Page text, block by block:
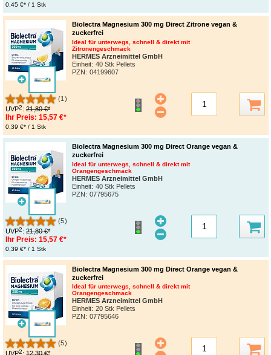
0,45 €* / 1 Stk
Biolectra Magnesium 300 mg Direct Zitrone vegan &
zuckerfrei
Ideal für unterwegs, schnell & direkt mit
Zitronengeschmack
HERMES Arzneimittel GmbH
Einheit: 40 Stk Pellets
PZN: 04199607
(1)
UVP2: 21,80 €*
Ihr Preis: 15,57 €*
0,39 €* / 1 Stk
Biolectra Magnesium 300 mg Direct Orange vegan &
zuckerfrei
Ideal für unterwegs, schnell & direkt mit
Orangengeschmack
HERMES Arzneimittel GmbH
Einheit: 40 Stk Pellets
PZN: 07795675
(5)
UVP2: 21,80 €*
Ihr Preis: 15,57 €*
0,39 €* / 1 Stk
Biolectra Magnesium 300 mg Direct Orange vegan &
zuckerfrei
Ideal für unterwegs, schnell & direkt mit
Orangengeschmack
HERMES Arzneimittel GmbH
Einheit: 20 Stk Pellets
PZN: 07795646
(5)
UVP2: 12,30 €*